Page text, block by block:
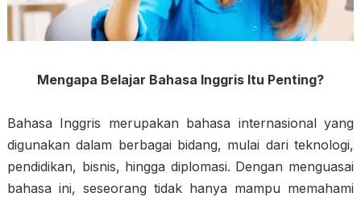
Mengapa Belajar Bahasa Inggris Itu Penting?
Bahasa Inggris merupakan bahasa internasional yang
digunakan dalam berbagai bidang, mulai dari teknologi,
pendidikan, bisnis, hingga diplomasi. Dengan menguasai
bahasa ini, seseorang tidak hanya mampu memahami